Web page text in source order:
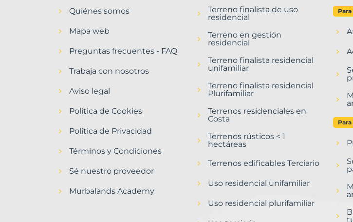
Quiénes somos
Mapa web
Preguntas frecuentes - FAQ
Trabaja con nosotros
Aviso legal
Política de Cookies
Política de Privacidad
Términos y Condiciones
Sé nuestro proveedor
Murbalands Academy
Terreno finalista de uso
residencial
Terreno en gestión
residencial
Terreno finalista residencial
unifamiliar
Terreno finalista residencial
Plurifamiliar
Terrenos residenciales en
Costa
Terrenos rústicos < 1
hectáreas
Terrenos edificables Terciario
Uso residencial unifamiliar
Uso residencial plurifamiliar